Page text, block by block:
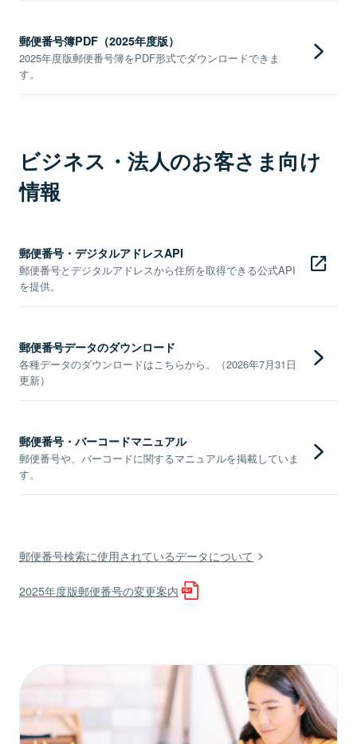
郵便番号簿PDF（2025年度版）
2025年度版郵便番号簿をPDF形式でダウンロードできま
す。
ビジネス・法人のお客さま向け
情報
郵便番号・デジタルアドレスAPI
郵便番号とデジタルアドレスから住所を取得できる公式API
を提供。
郵便番号データのダウンロード
各種データのダウンロードはこちらから。（2026年7月31日
更新）
郵便番号・バーコードマニュアル
郵便番号や、バーコードに関するマニュアルを掲載していま
す。
郵便番号検索に使用されているデータについて
2025年度版郵便番号の変更案内